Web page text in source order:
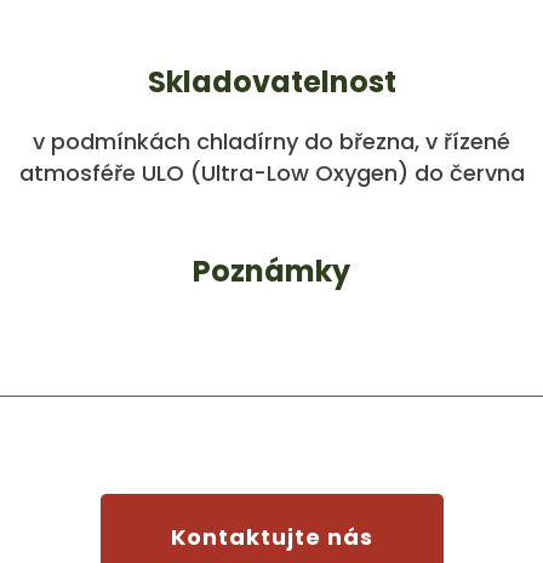
Skladovatelnost
v podmínkách chladírny do března, v řízené
atmosféře ULO (Ultra-Low Oxygen) do června
Poznámky
Kontaktujte nás